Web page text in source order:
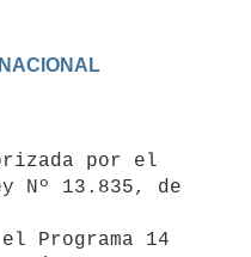
Nº 13.835, de
Programa 14